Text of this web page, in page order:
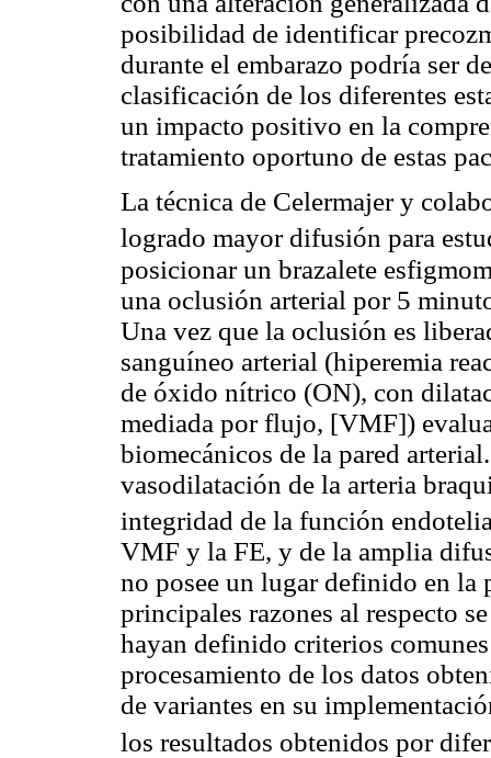
posibilidad de identificar
durante el embarazo podría ser
clasificación de los diferentes
un impacto positivo en la
tratamiento oportuno de estas
La técnica de Celermajer y
logrado mayor difusión para
posicionar un brazalete
una oclusión arterial por 5
Una vez que la oclusión es
sanguíneo arterial (hiperemia
de óxido nítrico (ON), con
mediada por flujo, [VMF])
biomecánicos de la pared
vasodilatación de la arteria
integridad de la función
VMF y la FE, y de la amplia
no posee un lugar definido en la
principales razones al respecto
hayan definido criterios
procesamiento de los datos
de variantes en su
los resultados obtenidos por